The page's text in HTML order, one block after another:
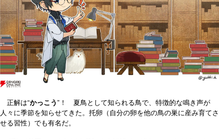
正解は“かっこう”！ 夏鳥として知られる鳥で、特徴的な鳴き声が
人々に季節を知らせてきた。托卵（自分の卵を他の鳥の巣に産み育てさ
せる習性）でも有名だ。